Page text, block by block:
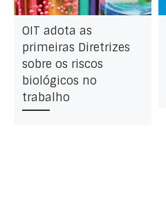
OIT adota as
primeiras Diretrizes
sobre os riscos
biológicos no
trabalho